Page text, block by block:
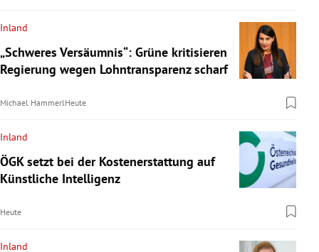
Inland
„Schweres Versäumnis“: Grüne kritisieren
Regierung wegen Lohntransparenz scharf
Michael HammerlHeute
Inland
ÖGK setzt bei der Kostenerstattung auf
Künstliche Intelligenz
Heute
Inland